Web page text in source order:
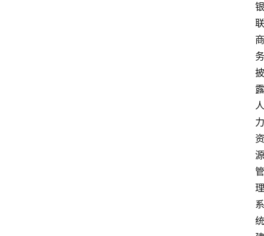
银
联
商
务
披
露
人
力
资
源
管
理
系
统